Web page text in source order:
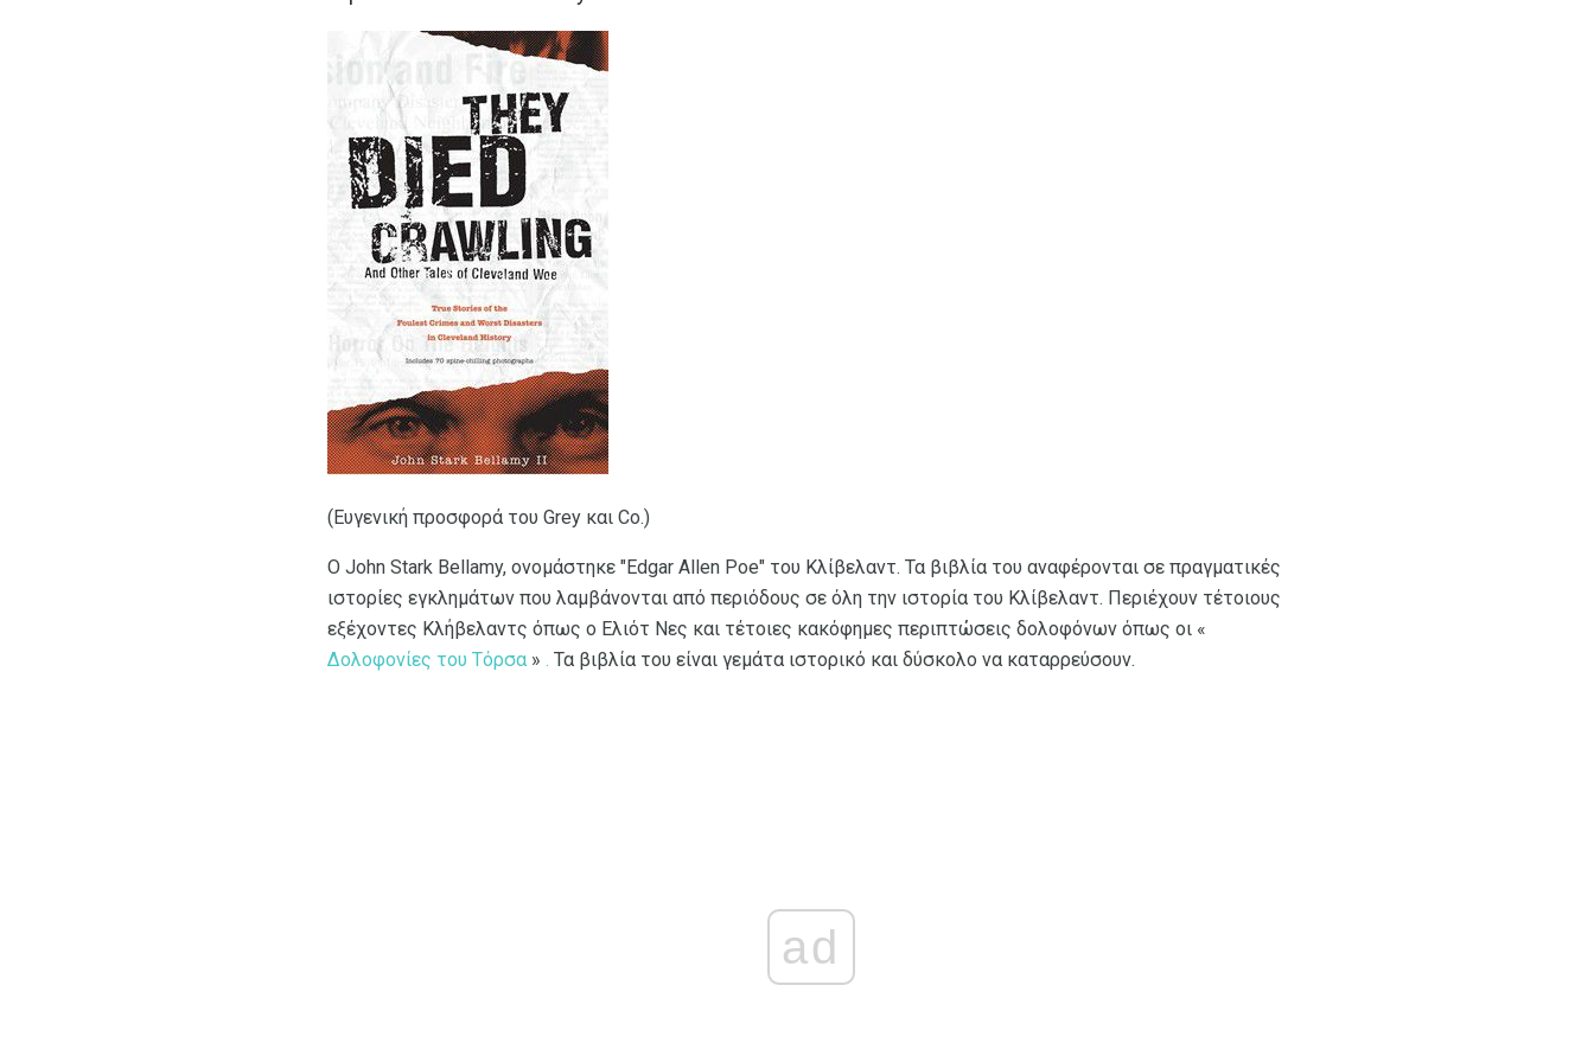
(Ευγενική προσφορά του Grey και Co.)
Ο John Stark Bellamy, ονομάστηκε "Edgar Allen Poe" του Κλίβελαντ. Τα βιβλία του αναφέρονται σε πραγματικές
ιστορίες εγκλημάτων που λαμβάνονται από περιόδους σε όλη την ιστορία του Κλίβελαντ. Περιέχουν τέτοιους
εξέχοντες Κλήβελαντς όπως ο Ελιότ Νες και τέτοιες κακόφημες περιπτώσεις δολοφόνων όπως οι «
Δολοφονίες του Τόρσα » . Τα βιβλία του είναι γεμάτα ιστορικό και δύσκολο να καταρρεύσουν.
ad